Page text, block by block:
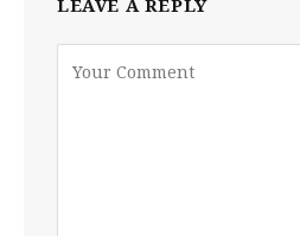
LEAVE A REPLY